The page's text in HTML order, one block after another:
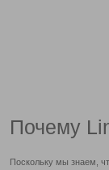
Почему
Поскольку мы знаем,